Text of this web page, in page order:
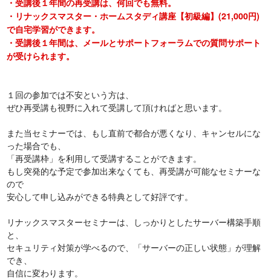
・受講後１年間の再受講は、何回でも無料。
・リナックスマスター・ホームスタディ講座【初級編】(21,000円)
で自宅学習ができます。
・受講後１年間は、メールとサポートフォーラムでの質問サポート
が受けられます。
１回の参加では不安という方は、
ぜひ再受講も視野に入れて受講して頂ければと思います。
また当セミナーでは、もし直前で都合が悪くなり、キャンセルにな
った場合でも、
「再受講枠」を利用して受講することができます。
もし突発的な予定で参加出来なくても、再受講が可能なセミナーな
ので
安心して申し込みができる特典として好評です。
リナックスマスターセミナーは、しっかりとしたサーバー構築手順
と、
セキュリティ対策が学べるので、「サーバーの正しい状態」が理解
でき、
自信に変わります。